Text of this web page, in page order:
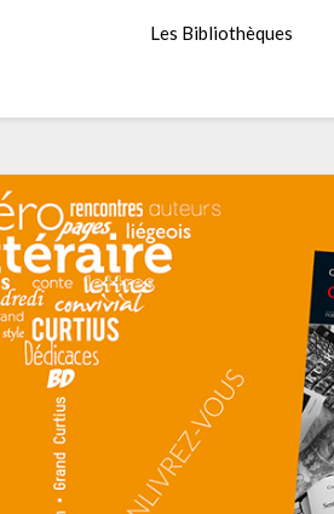
Les Bibliothèques